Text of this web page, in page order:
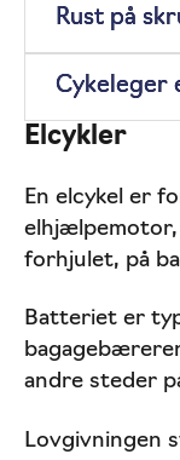
Rust på
Cykeleger
Elcykler
En elcykel er
forhjulet, på
Batteriet er
andre steder
Lovgivningen